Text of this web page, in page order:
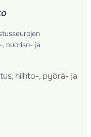
nuoriso- ja
hiihto-, pyörä- ja